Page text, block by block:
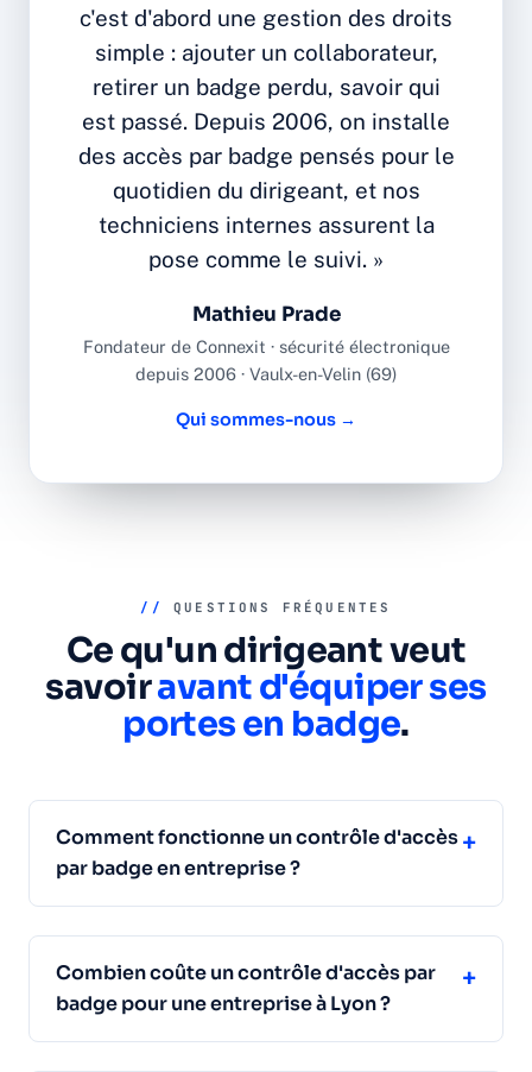
c'est d'abord une gestion des droits
simple : ajouter un collaborateur,
retirer un badge perdu, savoir qui
est passé. Depuis 2006, on installe
des accès par badge pensés pour le
quotidien du dirigeant, et nos
techniciens internes assurent la
pose comme le suivi. »
Mathieu Prade
Fondateur de Connexit · sécurité électronique
depuis 2006 · Vaulx-en-Velin (69)
Qui sommes-nous →
// QUESTIONS FRÉQUENTES
Ce qu'un dirigeant veut
savoiravant d'équiper ses
portes en badge.
Comment fonctionne un contrôle d'accès
par badge en entreprise ?
+
Combien coûte un contrôle d'accès par
badge pour une entreprise à Lyon ?
+